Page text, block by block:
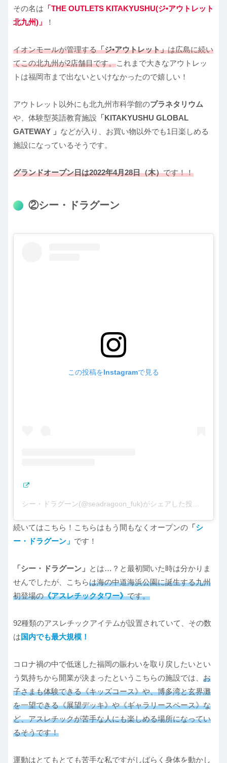
その名は 「THE OUTLETS KITAKYUSHU(ジ•アウトレット
北九州)」
！
イオンモールが管理する「ジ•アウトレット」は広島に続い
てこの北九州が2店舗目です。これまで大きなアウトレッ
トは福岡市まで出ないといけなかったので嬉しい！
アウトレット以外にも北九州市科学館のプラネタリウム
や、体験型英語教育施設 「KITAKYUSHU GLOBAL
GATEWAY 」 などが入り、お買い物以外でも1日楽しめる
施設になっているそうです。
グランドオープン日は2022年4月28日（木）です！！
②シー・ドラグーン
この投稿をInstagramで見る
続いてはこちら！こちらはもう間もなくオープンの 「シ
ー・ドラグーン」 です！
「シー・ドラグーン」 とは…？と最初聞いた時は分かりま
せんでしたが、こちらは海の中道海浜公園に誕生する九州
初登場の《アスレチックタワー》です。
92種類のアスレチックアイテムが設置されていて、その数
は国内でも最大規模！
コロナ禍の中で低迷した福岡の賑わいを取り戻したいとい
う気持ちから開業が決まったというこちらの施設では、 お
子さまも体験できる《キッズコース》や、博多湾と玄界灘
を一望できる《展望デッキ》や《ギャラリースペース》な
ど、アスレチックが苦手な人にも楽しめる場所になってい
るそうです！
運動はとてもとても苦手な私ですがしばらく身体を動かし